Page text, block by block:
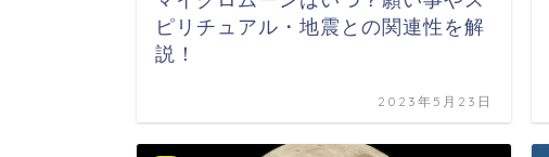
ピリチュアル・地震との関連性を解
説！
2023年5月23日